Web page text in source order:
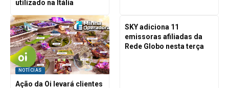
utilizado na Itália
NOTÍCIAS
Ação da Oi levará clientes
SKY adiciona 11
emissoras afiliadas da
Rede Globo nesta terça